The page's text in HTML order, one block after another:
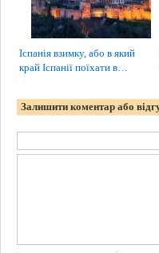
Іспанія взимку, або в який
край Іспанії поїхати в…
Залишити коментар або